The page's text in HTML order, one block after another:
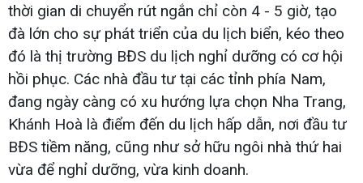
thời gian di chuyển rút ngắn chỉ còn 4 - 5 giờ, tạo
đà lớn cho sự phát triển của du lịch biển, kéo theo
đó là thị trường BĐS du lịch nghỉ dưỡng có cơ hội
hồi phục. Các nhà đầu tư tại các tỉnh phía Nam,
đang ngày càng có xu hướng lựa chọn Nha Trang,
Khánh Hoà là điểm đến du lịch hấp dẫn, nơi đầu tư
BĐS tiềm năng, cũng như sở hữu ngôi nhà thứ hai
vừa để nghỉ dưỡng, vừa kinh doanh.